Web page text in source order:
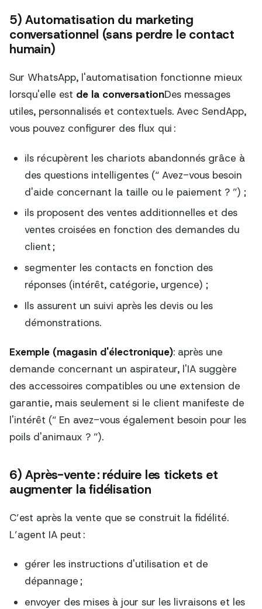
5) Automatisation du marketing
conversationnel (sans perdre le contact
humain)
Sur WhatsApp, l'automatisation fonctionne mieux
lorsqu'elle est de la conversationDes messages
utiles, personnalisés et contextuels. Avec SendApp,
vous pouvez configurer des flux qui :
ils récupèrent les chariots abandonnés grâce à
des questions intelligentes (“ Avez-vous besoin
d'aide concernant la taille ou le paiement ? ”) ;
ils proposent des ventes additionnelles et des
ventes croisées en fonction des demandes du
client ;
segmenter les contacts en fonction des
réponses (intérêt, catégorie, urgence) ;
Ils assurent un suivi après les devis ou les
démonstrations.
Exemple (magasin d'électronique): après une
demande concernant un aspirateur, l'IA suggère
des accessoires compatibles ou une extension de
garantie, mais seulement si le client manifeste de
l'intérêt (“ En avez-vous également besoin pour les
poils d'animaux ? ”).
6) Après-vente : réduire les tickets et
augmenter la fidélisation
C’est après la vente que se construit la fidélité.
L’agent IA peut :
gérer les instructions d'utilisation et de
dépannage ;
envoyer des mises à jour sur les livraisons et les